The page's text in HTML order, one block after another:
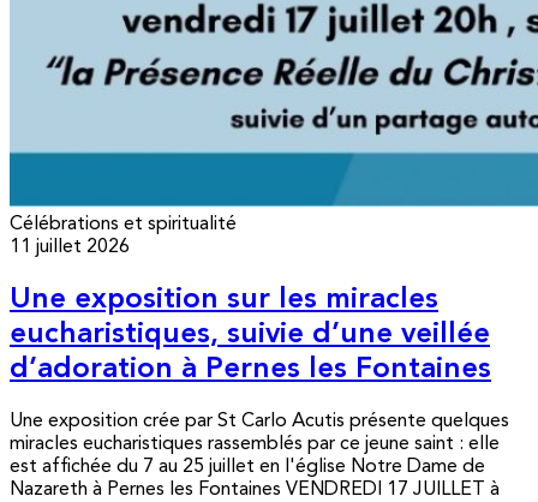
Célébrations et spiritualité
11 juillet 2026
Une exposition sur les miracles
eucharistiques, suivie d’une veillée
d’adoration à Pernes les Fontaines
Une exposition crée par St Carlo Acutis présente quelques
miracles eucharistiques rassemblés par ce jeune saint : elle
est affichée du 7 au 25 juillet en l'église Notre Dame de
Nazareth à Pernes les Fontaines VENDREDI 17 JUILLET à